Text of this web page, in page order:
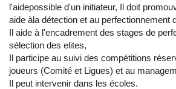
l'aidepossible d'un initiateur, Il doit
aide àla détection et au perfectionnement
Il aide à l'encadrement des stages de
sélection des elites,
Il participe au suivi des compétitions
joueurs (Comité et Ligues) et au
Il peut intervenir dans les écoles.